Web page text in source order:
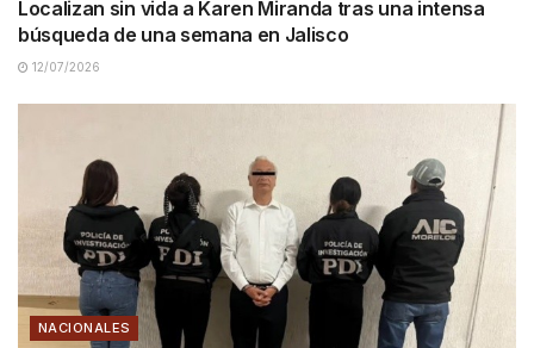
Localizan sin vida a Karen Miranda tras una intensa
búsqueda de una semana en Jalisco
12/07/2026
NACIONALES